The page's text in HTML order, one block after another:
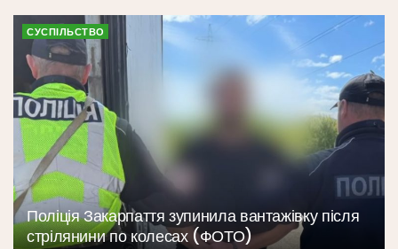
СУСПІЛЬСТВО
Поліція Закарпаття зупинила вантажівку після
стрілянини по колесах (ФОТО)